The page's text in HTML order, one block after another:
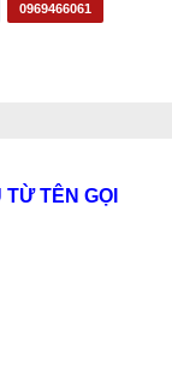
0969466061
TÊN GỌI